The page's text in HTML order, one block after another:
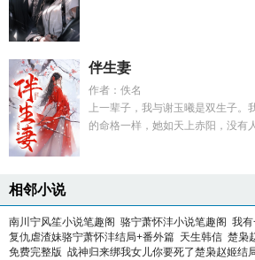
伴生妻
作者：佚名
上一辈子，我与谢玉曦是双生子
的命格一样，她如天上赤阳，没有
相邻小说
南川宁风笙小说笔趣阁 骆宁萧怀沣小说笔趣阁 我
复仇虐渣妹骆宁萧怀沣结局+番外篇 天生韩信 楚枭
免费完整版 战神归来绑我女儿你要死了楚枭赵姬结